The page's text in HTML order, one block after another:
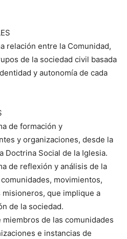
relación entre la Comunidad,
de la sociedad civil basada
y autonomía de cada
de formación y
y organizaciones, desde la
Doctrina Social de la Iglesia.
de reflexión y análisis de la
movimientos,
que implique a
de la sociedad.
de las comunidades
e instancias de